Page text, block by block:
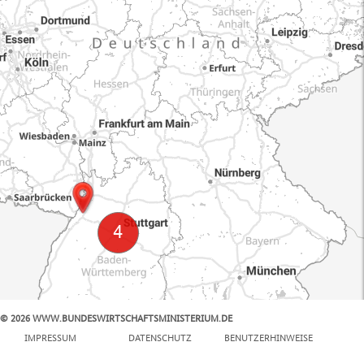
© 2026 WWW.BUNDESWIRTSCHAFTSMINISTERIUM.DE
IMPRESSUM
DATENSCHUTZ BENUTZERHINWEISE